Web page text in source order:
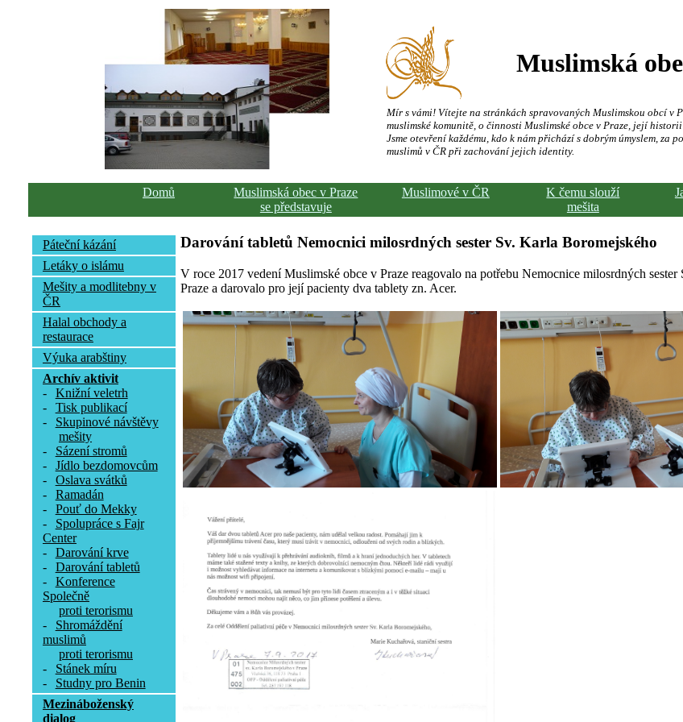
Muslimská
Mír s vámi! Vítejte na stránkách spravovaných Muslimskou obcí v
muslimské komunitě, o činnosti Muslimské obce v Praze, její
Jsme otevření každému, kdo k nám přichází s dobrým úmyslem, za
muslimů v ČR při zachování jejich identity.
Domů
Muslimská obec v Praze
se představuje
Muslimové v ČR
K čemu slouží
mešita
Páteční kázání
Letáky o islámu
Mešity a modlitebny v
ČR
Halal obchody a
restaurace
Výuka arabštiny
Archív aktivit
-
Knižní veletrh
-
Tisk publikací
-
Skupinové návštěvy
mešity
-
Sázení stromů
-
Jídlo bezdomovcům
-
Oslava svátků
-
Ramadán
-
Pouť do Mekky
-
Spolupráce s Fajr
Center
-
Darování krve
-
Darování tabletů
-
Konference
Společně
proti terorismu
-
Shromáždění
muslimů
proti terorismu
-
Stánek míru
-
Studny pro Benin
Mezináboženský
dialog
Darování tabletů Nemocnici milosrdných sester Sv. Karla Boromejského
V roce 2017 vedení Muslimské obce v Praze reagovalo na potřebu Nemocnice milosrdných
Praze a darovalo pro její pacienty dva tablety zn. Acer.